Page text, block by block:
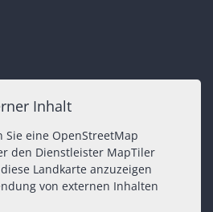
Inhalt
eine OpenStreetMap
den Dienstleister MapTiler
Landkarte anzuzeigen
von externen Inhalten